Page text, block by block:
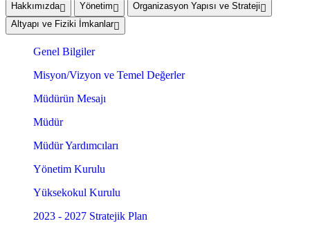
Hakkımızda Yönetim
Organizasyon Yapısı ve Strateji
Altyapı ve Fiziki İmkanlar
Genel Bilgiler
Misyon/Vizyon ve Temel Değerler
Müdürün Mesajı
Müdür
Müdür Yardımcıları
Yönetim Kurulu
Yüksekokul Kurulu
2023 - 2027 Stratejik Plan